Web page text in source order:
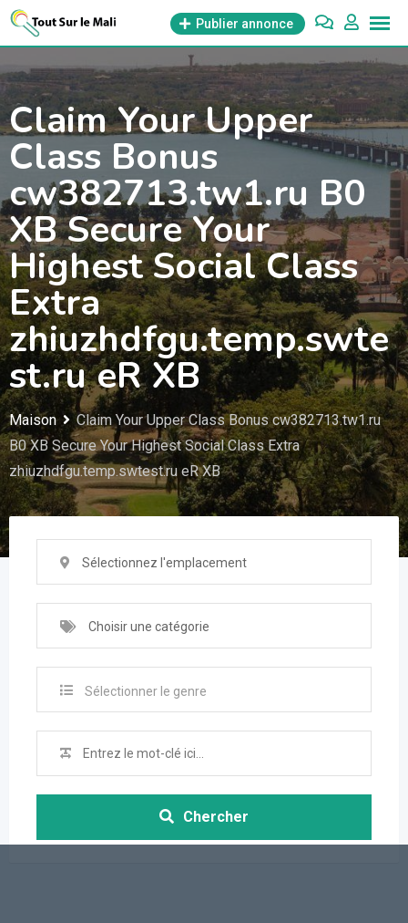
Aller
Publier annonce
Claim Your Upper
Class Bonus
cw382713.tw1.ru B0
XB Secure Your
Highest Social Class
Extra
zhiuzhdfgu.temp.swte
st.ru eR XB
Maison
Claim Your Upper Class Bonus cw382713.tw1.ru
B0 XB Secure Your Highest Social Class Extra
zhiuzhdfgu.temp.swtest.ru eR XB
Sélectionnez l'emplacement
Choisir une catégorie
Sélectionner le genre
Chercher